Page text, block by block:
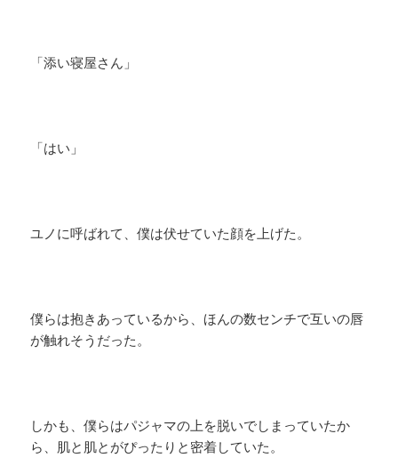
「添い寝屋さん」
「はい」
ユノに呼ばれて、僕は伏せていた顔を上げた。
僕らは抱きあっているから、ほんの数センチで互いの唇
が触れそうだった。
しかも、僕らはパジャマの上を脱いでしまっていたか
ら、肌と肌とがぴったりと密着していた。